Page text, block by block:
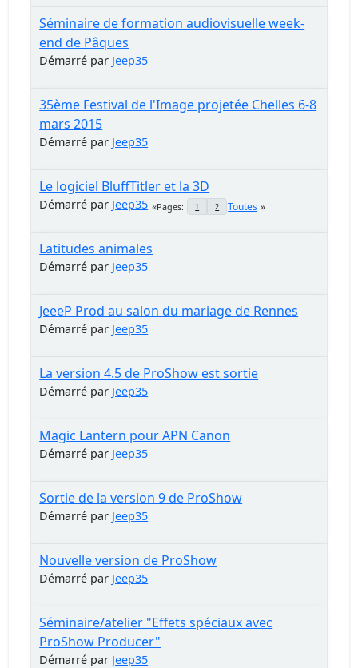
Séminaire de formation audiovisuelle week-
end de Pâques
Démarré par Jeep35
35ème Festival de l'Image projetée Chelles 6-8
mars 2015
Démarré par Jeep35
Le logiciel BluffTitler et la 3D
Démarré par Jeep35 Pages 1 2 Toutes
Latitudes animales
Démarré par Jeep35
JeeeP Prod au salon du mariage de Rennes
Démarré par Jeep35
La version 4.5 de ProShow est sortie
Démarré par Jeep35
Magic Lantern pour APN Canon
Démarré par Jeep35
Sortie de la version 9 de ProShow
Démarré par Jeep35
Nouvelle version de ProShow
Démarré par Jeep35
Séminaire/atelier "Effets spéciaux avec
ProShow Producer"
Démarré par Jeep35